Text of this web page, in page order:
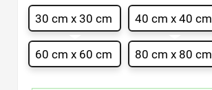
30 cm x 30 cm 40 cm x 40 cm
60 cm x 60 cm 80 cm x 80 cm